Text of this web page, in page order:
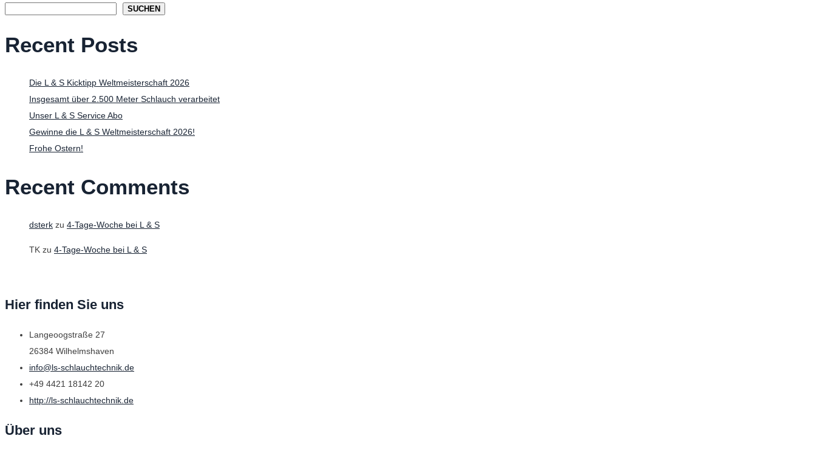
SUCHEN
Recent Posts
Die L & S Kicktipp Weltmeisterschaft 2026
Insgesamt über 2.500 Meter Schlauch verarbeitet
Unser L & S Service Abo
Gewinne die L & S Weltmeisterschaft 2026!
Frohe Ostern!
Recent Comments
dsterk zu 4-Tage-Woche bei L & S
TK zu 4-Tage-Woche bei L & S
Hier finden Sie uns
Langeoogstraße 27
26384 Wilhelmshaven
info@ls-schlauchtechnik.de
+49 4421 18142 20
http://ls-schlauchtechnik.de
Über uns